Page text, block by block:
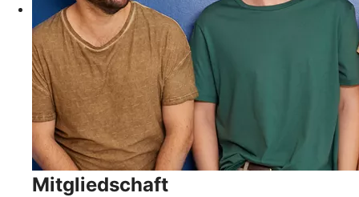
Mitgliedschaft